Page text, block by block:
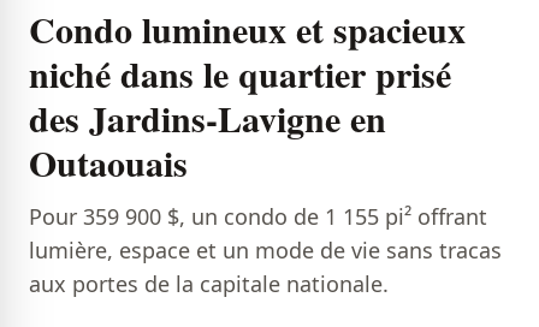
Condo lumineux et spacieux
niché dans le quartier prisé
des Jardins-Lavigne en
Outaouais
Pour 359 900 $, un condo de 1 155 pi² offrant
lumière, espace et un mode de vie sans tracas
aux portes de la capitale nationale.